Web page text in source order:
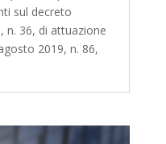
sul decreto
n. 36, di attuazione
2019, n. 86,